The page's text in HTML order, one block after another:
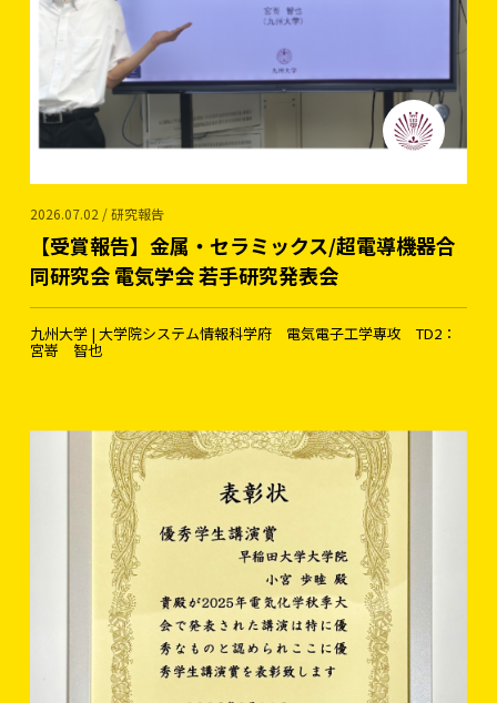
2026.07.02 / 研究報告
【受賞報告】金属・セラミックス/超電導機器合
同研究会 電気学会 若手研究発表会
九州大学 | 大学院システム情報科学府 電気電子工学専攻 TD2：
宮嵜 智也